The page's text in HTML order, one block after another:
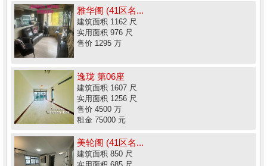
雅华阁 (41区名...
建筑面积 1162 尺
实用面积 976 尺
售价 1295 万
逸珑 第06座
建筑面积 1607 尺
实用面积 1256 尺
售价 4500 万
租金 75000 元
美轮阁 (41区名...
建筑面积 850 尺